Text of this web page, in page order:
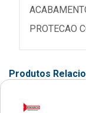
PROTECAO
Produtos